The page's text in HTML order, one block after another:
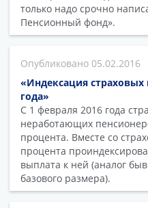
только надо срочно
Пенсионный фонд».
05.02.2016
«Индексация страховых
года»
С 1 февраля 2016 года
неработающих
процента. Вместе со
процента
выплата к ней (аналог
базового размера).